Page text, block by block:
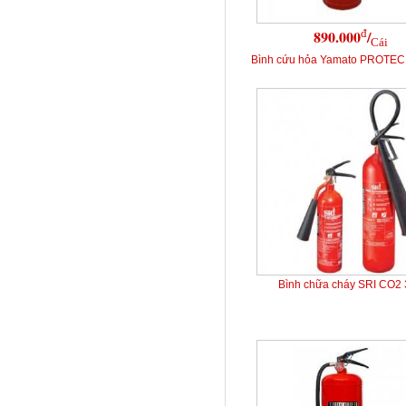
890.000đ/Cái
Bình cứu hỏa Yamato
Bình chữa cháy SRI CO2